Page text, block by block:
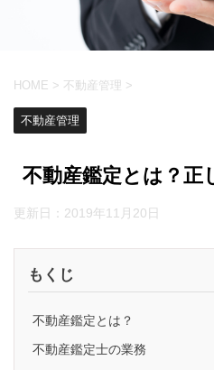
HOME > 不動産管理 >
不動産管理
不動産鑑定とは？正
更新日： 2019年11月20日
もくじ
不動産鑑定とは？
不動産鑑定士の業務